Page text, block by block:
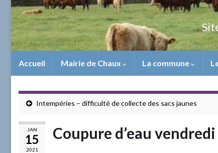
Accueil Mairie de Chaux La commune
Intempéries – difficulté de collecte des sacs jaunes
JAN
15
2021
Coupure d’eau